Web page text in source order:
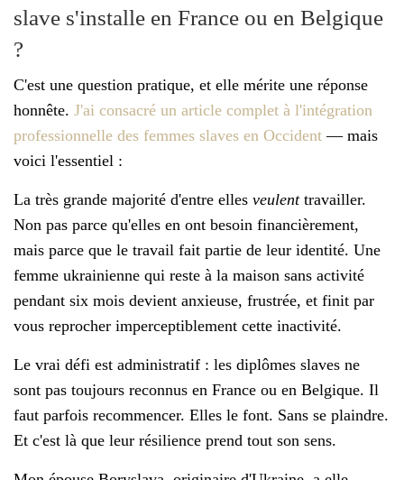
slave s'installe en France ou en Belgique
?
C'est une question pratique, et elle mérite une réponse
honnête. J'ai consacré un article complet à l'intégration
professionnelle des femmes slaves en Occident — mais
voici l'essentiel :
La très grande majorité d'entre elles veulenttravailler.
Non pas parce qu'elles en ont besoin financièrement,
mais parce que le travail fait partie de leur identité. Une
femme ukrainienne qui reste à la maison sans activité
pendant six mois devient anxieuse, frustrée, et finit par
vous reprocher imperceptiblement cette inactivité.
Le vrai défi est administratif : les diplômes slaves ne
sont pas toujours reconnus en France ou en Belgique. Il
faut parfois recommencer. Elles le font. Sans se plaindre.
Et c'est là que leur résilience prend tout son sens.